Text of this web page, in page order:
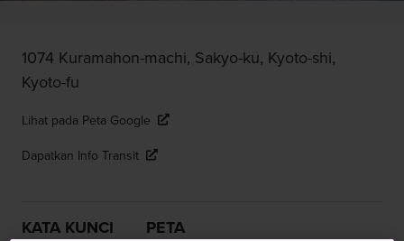
1074 Kuramahon-machi, Sakyo-ku, Kyoto-shi,
Kyoto-fu
Lihat pada Peta Google
Dapatkan Info Transit
KATA KUNCI PETA